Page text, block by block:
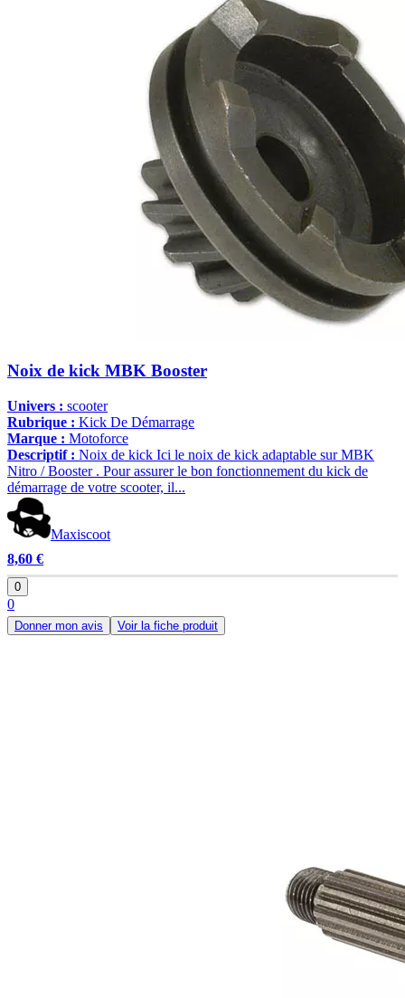
Noix de kick MBK Booster
Univers : scooter
Rubrique : Kick De Démarrage
Marque : Motoforce
Descriptif : Noix de kick Ici le noix de kick adaptable sur MBK
Nitro / Booster . Pour assurer le bon fonctionnement du kick de
démarrage de votre scooter, il...
Maxiscoot
8,60 €
0
0
Donner mon avis Voir la fiche produit